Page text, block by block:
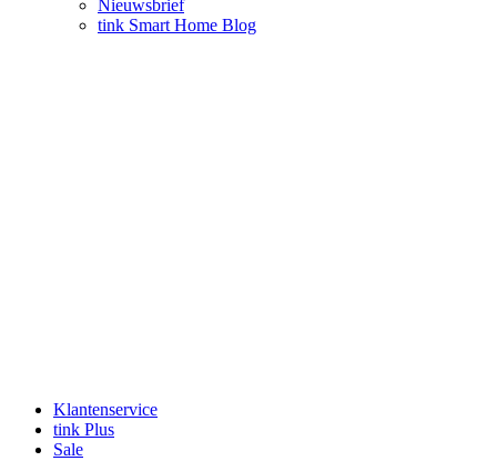
Nieuwsbrief
tink Smart Home Blog
Klantenservice
tink Plus
Sale